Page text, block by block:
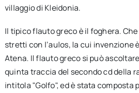
villaggio di Kleidonia.
Il tipico flauto greco è il foghera.
stretti con l’aulos, la cui invenzione
Atena. Il flauto greco si può
quinta traccia del secondo cd della
intitola "Golfo", ed è stata composta